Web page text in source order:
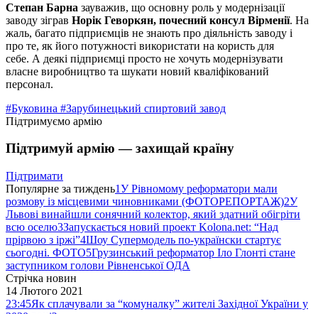
Степан Барна зауважив, що основну роль у модернізації
заводу зіграв Норік Геворкян, почесний консул Вірменії. На
жаль, багато підприємців не знають про діяльність заводу і
про те, як його потужності використати на користь для
себе. А деякі підприємці просто не хочуть модернізувати
власне виробництво та шукати новий кваліфікований
персонал.
#Буковина #Зарубинецький спиртовий завод
Підтримуємо армію
Підтримуй армію — захищай країну
Підтримати
Популярне за тиждень1У Рівномому реформатори мали
розмову із місцевими чиновниками (ФОТОРЕПОРТАЖ)2У
Львові винайшли сонячний колектор, який здатний обігріти
всю оселю3Запускається новий проект Kolona.net: “Над
прірвою з іржі”4Шоу Супермодель по-українски стартує
сьогодні. ФОТО5Грузинський реформатор Іло Глонті стане
заступником голови Рівненської ОДА
Стрічка новин
14 Лютого 2021
23:45Як сплачували за “комуналку” жителі Західної України у